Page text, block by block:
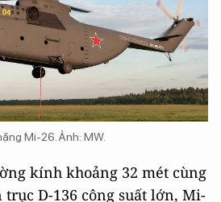
Mi-26. Ảnh: MW.
kính khoảng 32 mét cùng
D-136 công suất lớn, Mi-